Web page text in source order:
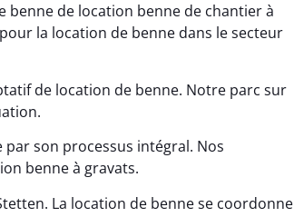
benne de location benne de chantier à
la location de benne dans le secteur
de location de benne. Notre parc sur
par son processus intégral. Nos
benne à gravats.
La location de benne se coordonne